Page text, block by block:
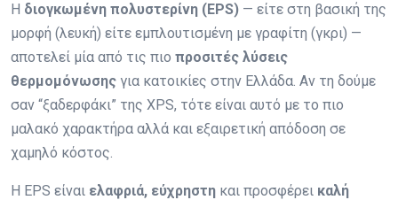
Η διογκωμένη πολυστερίνη (EPS) — είτε στη βασική της
μορφή (λευκή) είτε εμπλουτισμένη με γραφίτη (γκρι) —
αποτελεί μία από τις πιο προσιτές λύσεις
θερμομόνωσης για κατοικίες στην Ελλάδα. Αν τη δούμε
σαν “ξαδερφάκι” της XPS, τότε είναι αυτό με το πιο
μαλακό χαρακτήρα αλλά και εξαιρετική απόδοση σε
χαμηλό κόστος.
Η EPS είναι ελαφριά, εύχρηστη και προσφέρει καλή